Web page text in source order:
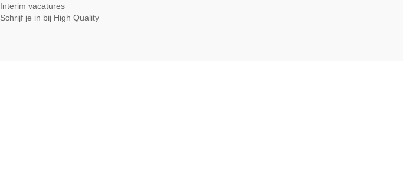
Interim vacatures
Schrijf je in bij High Quality